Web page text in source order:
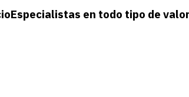
Especialistas en todo tipo de